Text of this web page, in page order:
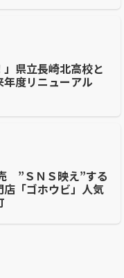
」県立長崎北高校と
年度リニューアル
”ＳＮＳ映え”する
店「ゴホウビ」人気